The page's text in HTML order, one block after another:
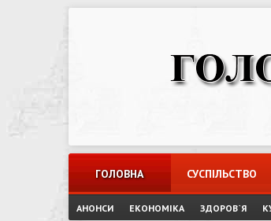
ГОЛОВНА СУСПІЛЬСТВО
АНОНСИ ЕКОНОМІКА ЗДОРОВ`Я